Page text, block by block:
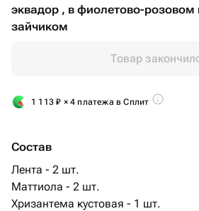
эквадор , в фиолетово-розовом
зайчиком
Товар
1 113₽ × 4 платежа в Сплит
Состав
Лента - 2 шт.
Маттиола - 2 шт.
Хризантема кустовая - 1 шт.